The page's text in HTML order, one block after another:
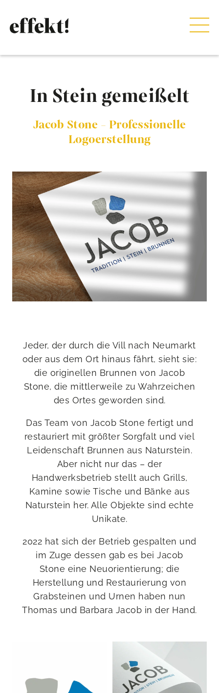
In Stein gemeißelt
Jacob Stone - Professionelle
Logoerstellung
Jeder, der durch die Vill nach Neumarkt
oder aus dem Ort hinaus fährt, sieht sie:
die originellen Brunnen von Jacob
Stone, die mittlerweile zu Wahrzeichen
des Ortes geworden sind.
Das Team von Jacob Stone fertigt und
restauriert mit größter Sorgfalt und viel
Leidenschaft Brunnen aus Naturstein.
Aber nicht nur das – der
Handwerksbetrieb stellt auch Grills,
Kamine sowie Tische und Bänke aus
Naturstein her. Alle Objekte sind echte
Unikate.
2022 hat sich der Betrieb gespalten und
im Zuge dessen gab es bei Jacob
Stone eine Neuorientierung; die
Herstellung und Restaurierung von
Grabsteinen und Urnen haben nun
Thomas und Barbara Jacob in der Hand.